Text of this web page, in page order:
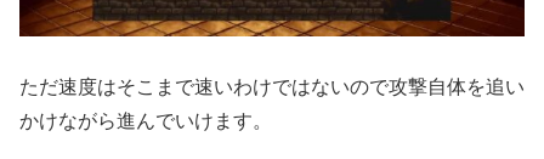
ただ速度はそこまで速いわけではないので攻撃自体を追い
かけながら進んでいけます。